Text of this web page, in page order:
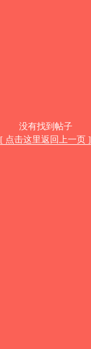
没有找到帖子
[ 点击这里返回上一页 ]